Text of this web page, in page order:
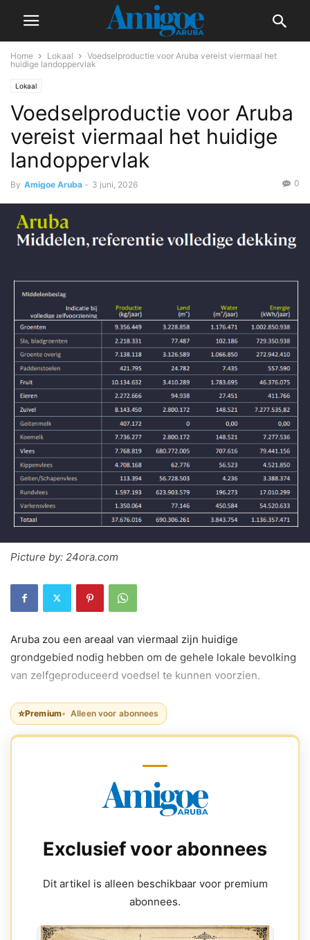
Home Lokaal
Voedselproductie voor Aruba vereist viermaal het
huidige landoppervlak
Lokaal
Voedselproductie voor Aruba
vereist viermaal het huidige
landoppervlak
By Amigoe Aruba - 3 juni, 2026 0
Picture by: 24ora.com
Aruba zou een areaal van viermaal zijn huidige
grondgebied nodig hebben om de gehele lokale bevolking
van zelfgeproduceerd voedsel te kunnen voorzien.
⭐Premium Alleen voor abonnees
Exclusief voor abonnees
Dit artikel is alleen beschikbaar voor premium
abonnees.